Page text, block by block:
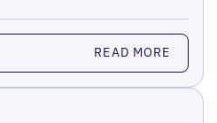
READ MORE